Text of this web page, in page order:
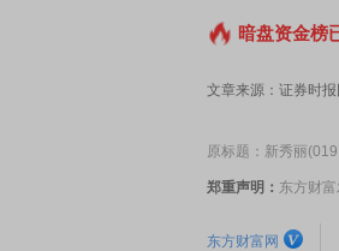
暗盘资金榜
文章来源：证券时报
原标题：新秀丽
郑重声明： 东方财
东方财富网